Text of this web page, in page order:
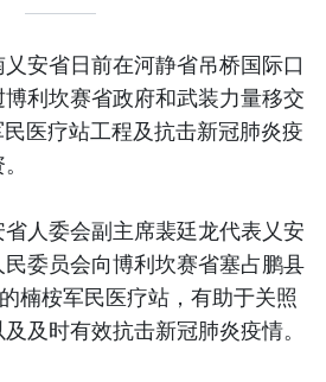
安省日前在河静省吊桥国际口
利坎赛省政府和武装力量移交
医疗站工程及抗击新冠肺炎疫
人委会副主席裴廷龙代表乂安
委员会向博利坎赛省塞占鹏县
楠桉军民医疗站，有助于关照
及时有效抗击新冠肺炎疫情。